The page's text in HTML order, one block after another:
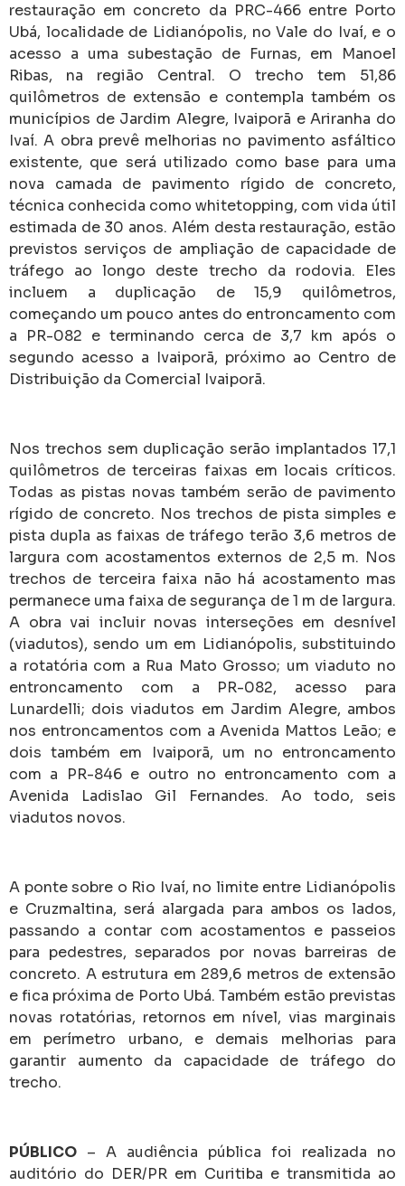
restauração em concreto da PRC-466 entre Porto
Ubá, localidade de Lidianópolis, no Vale do Ivaí, e o
acesso a uma subestação de Furnas, em Manoel
Ribas, na região Central. O trecho tem 51,86
quilômetros de extensão e contempla também os
municípios de Jardim Alegre, Ivaiporã e Ariranha do
Ivaí. A obra prevê melhorias no pavimento asfáltico
existente, que será utilizado como base para uma
nova camada de pavimento rígido de concreto,
técnica conhecida como whitetopping, com vida útil
estimada de 30 anos. Além desta restauração, estão
previstos serviços de ampliação de capacidade de
tráfego ao longo deste trecho da rodovia. Eles
incluem a duplicação de 15,9 quilômetros,
começando um pouco antes do entroncamento com
a PR-082 e terminando cerca de 3,7 km após o
segundo acesso a Ivaiporã, próximo ao Centro de
Distribuição da Comercial Ivaiporã.
Nos trechos sem duplicação serão implantados 17,1
quilômetros de terceiras faixas em locais críticos.
Todas as pistas novas também serão de pavimento
rígido de concreto. Nos trechos de pista simples e
pista dupla as faixas de tráfego terão 3,6 metros de
largura com acostamentos externos de 2,5 m. Nos
trechos de terceira faixa não há acostamento mas
permanece uma faixa de segurança de 1 m de largura.
A obra vai incluir novas interseções em desnível
(viadutos), sendo um em Lidianópolis, substituindo
a rotatória com a Rua Mato Grosso; um viaduto no
entroncamento com a PR-082, acesso para
Lunardelli; dois viadutos em Jardim Alegre, ambos
nos entroncamentos com a Avenida Mattos Leão; e
dois também em Ivaiporã, um no entroncamento
com a PR-846 e outro no entroncamento com a
Avenida Ladislao Gil Fernandes. Ao todo, seis
viadutos novos.
A ponte sobre o Rio Ivaí, no limite entre Lidianópolis
e Cruzmaltina, será alargada para ambos os lados,
passando a contar com acostamentos e passeios
para pedestres, separados por novas barreiras de
concreto. A estrutura em 289,6 metros de extensão
e fica próxima de Porto Ubá. Também estão previstas
novas rotatórias, retornos em nível, vias marginais
em perímetro urbano, e demais melhorias para
garantir aumento da capacidade de tráfego do
trecho.
PÚBLICO – A audiência pública foi realizada no
auditório do DER/PR em Curitiba e transmitida ao